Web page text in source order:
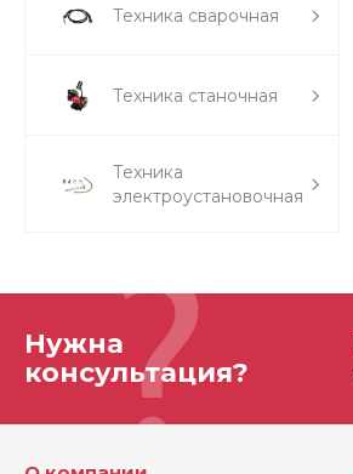
Техника сварочная
Техника станочная
Техника
электроустановочная
Нужна
консультация?